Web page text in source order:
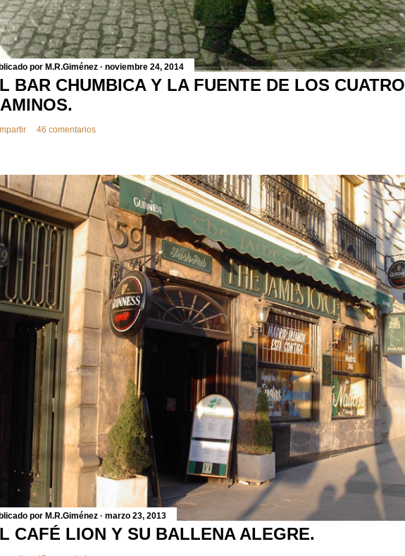
por M.R.Giménez noviembre 24, 2014
BAR CHUMBICA Y LA FUENTE DE LOS CUATRO
46 comentarios
por M.R.Giménez marzo 23, 2013
CAFÉ LION Y SU BALLENA ALEGRE.